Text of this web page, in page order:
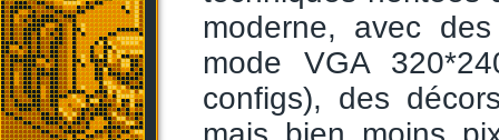
moderne, avec
mode VGA
configs), des